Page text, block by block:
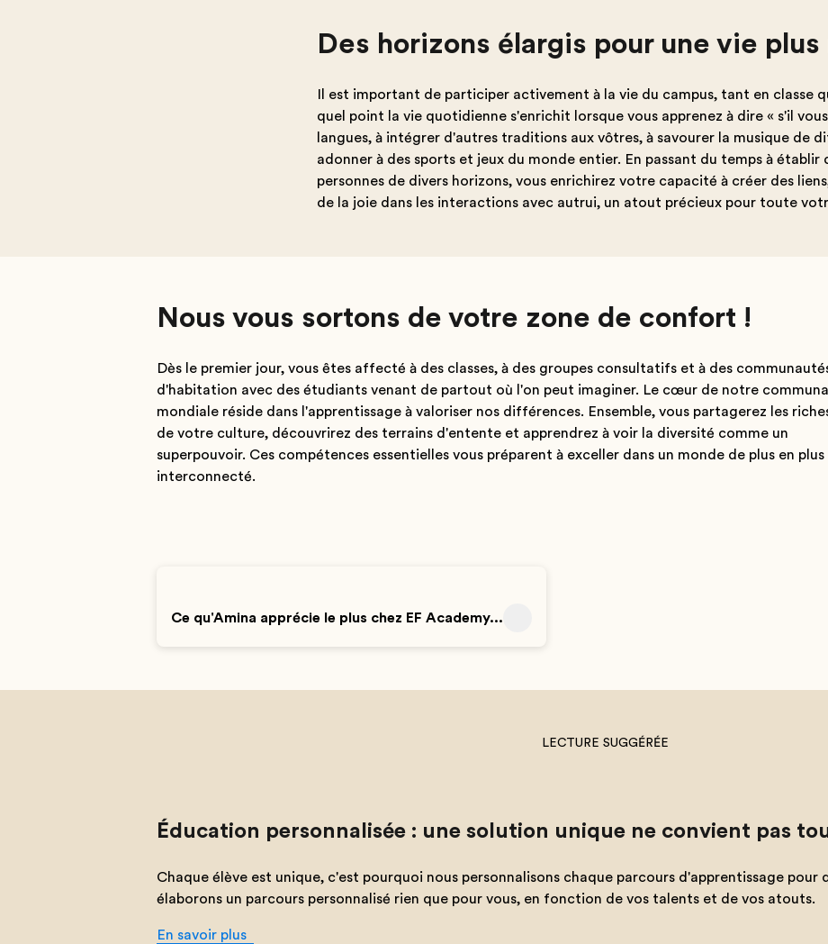
Des horizons élargis pour une vie
Il est important de participer activement à la vie du campus, tant en classe
quel point la vie quotidienne s'enrichit lorsque vous apprenez à dire « s'il
langues, à intégrer d'autres traditions aux vôtres, à savourer la musique de
adonner à des sports et jeux du monde entier. En passant du temps à établir
personnes de divers horizons, vous enrichirez votre capacité à créer des
de la joie dans les interactions avec autrui, un atout précieux pour toute
Nous vous sortons de votre zone de confort !
Dès le premier jour, vous êtes affecté à des classes, à des groupes consultatifs et à des
d'habitation avec des étudiants venant de partout où l'on peut imaginer. Le cœur de notre
mondiale réside dans l'apprentissage à valoriser nos différences. Ensemble, vous partagerez les
de votre culture, découvrirez des terrains d'entente et apprendrez à voir la diversité comme un
superpouvoir. Ces compétences essentielles vous préparent à exceller dans un monde de plus en plus
interconnecté.
Ce qu'Amina apprécie le plus chez EF Academy...
LECTURE SUGGÉRÉE
Éducation personnalisée : une solution unique ne convient pas
Chaque élève est unique, c'est pourquoi nous personnalisons chaque parcours d'apprentissage
élaborons un parcours personnalisé rien que pour vous, en fonction de vos talents et de vos atouts.
En savoir plus